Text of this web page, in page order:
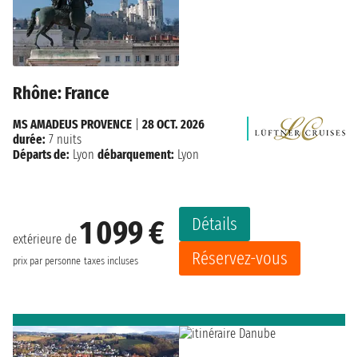
Rhône: France
extérieure de 1 099 €
prix par personne taxes incluses
Détails
Réservez-vous
MS AMADEUS PROVENCE
28 OCT. 2026
durée: 7 nuits
Départs de: Lyon débarquement: Lyon